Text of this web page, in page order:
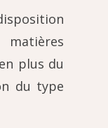
plus du
du type